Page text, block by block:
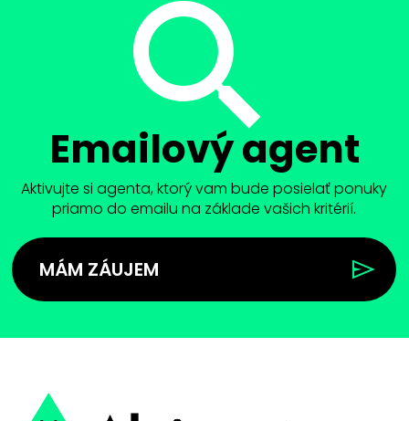
Emailový agent
Aktivujte si agenta, ktorý vam bude posielať ponuky
priamo do emailu na základe vašich kritérií.
MÁM ZÁUJEM